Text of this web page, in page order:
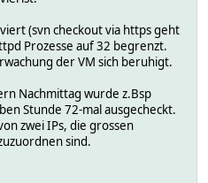
(svn checkout via https geht
Prozesse auf 32 begrenzt.
der VM sich beruhigt.
Nachmittag wurde z.Bsp
Stunde 72-mal ausgecheckt.
zwei IPs, die grossen
sind.